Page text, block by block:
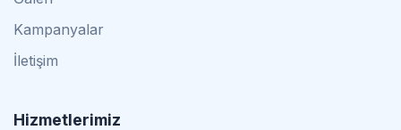
Kampanyalar
İletişim
Hizmetlerimiz